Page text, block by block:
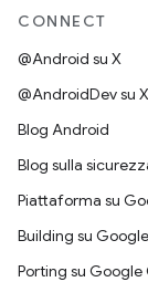
CONNECT
@Android su X
@AndroidDev su X
Blog Android
Blog sulla
Piattaforma su
Building su
Porting su Google